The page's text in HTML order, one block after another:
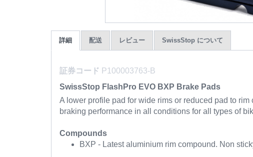
詳細 配送 レビュー SwissStop について
証券コード P100003763-B
SwissStop FlashPro EVO BXP Brake Pads
A lower profile pad for wide rims or reduced pad to
braking performance in all conditions for all types of
Compounds
BXP - Latest aluminium rim compound. Non